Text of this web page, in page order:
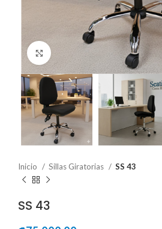
Inicio Sillas Giratorias SS 43
SS 43